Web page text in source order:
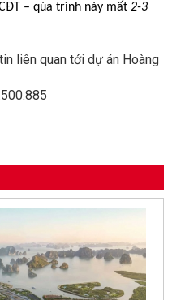
– qúa trình này mất 2-3
liên quan tới dự án Hoàng